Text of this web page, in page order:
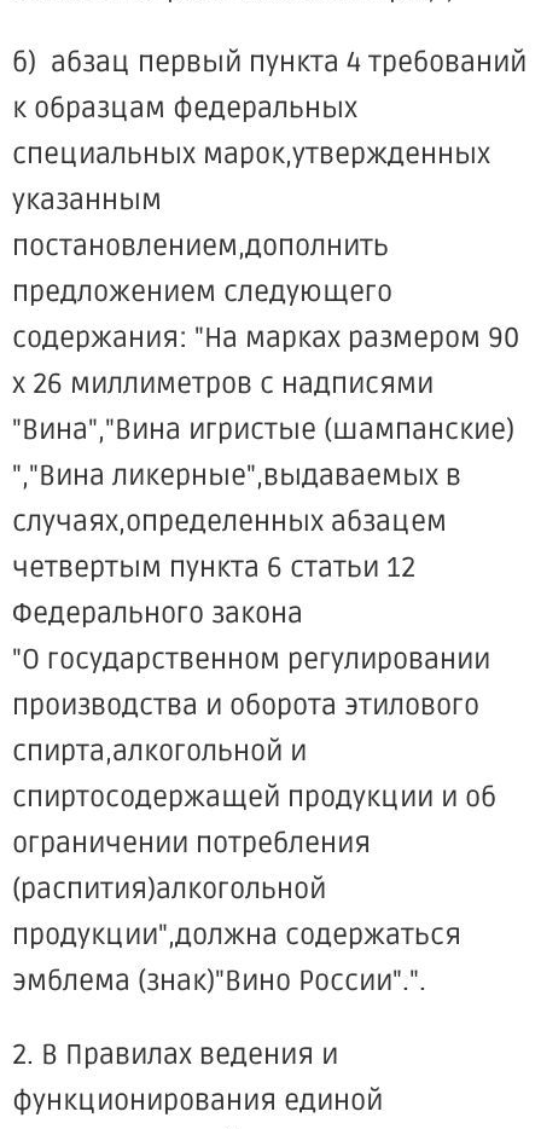
б) абзац первый пункта 4 требований
к образцам федеральных
специальных марок,утвержденных
указанным
постановлением,дополнить
предложением следующего
содержания: "На марках размером 90
x 26 миллиметров с надписями
"Вина","Вина игристые (шампанские)
","Вина ликерные",выдаваемых в
случаях,определенных абзацем
четвертым пункта 6 статьи 12
Федерального закона
"О государственном регулировании
производства и оборота этилового
спирта,алкогольной и
спиртосодержащей продукции и об
ограничении потребления
(распития)алкогольной
продукции",должна содержаться
эмблема (знак)"Вино России".".
2. В Правилах ведения и
функционирования единой